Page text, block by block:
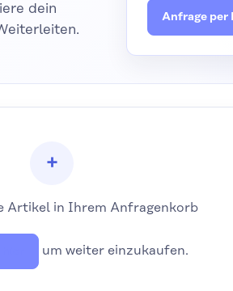
dein
Anfrage per
Artikel in Ihrem Anfragenkorb
um weiter einzukaufen.